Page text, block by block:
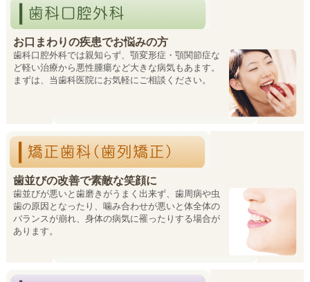
お口まわりの疾患でお悩みの方
歯科口腔外科では親知らず、顎変形症・顎関節症な
ど軽い治療から悪性腫瘍など大きな病気もあます。
まずは、当歯科医院にお気軽にご相談ください。
歯並びの改善で素敵な笑顔に
歯並びが悪いと歯磨きがうまく出来ず、歯周病や虫
歯の原因となったり、噛み合わせが悪いと体全体の
バランスが崩れ、身体の病気に罹ったりする場合が
あります。